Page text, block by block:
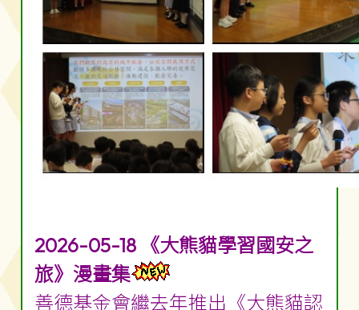
2026-05-18 《大熊貓學習國安之
旅》漫畫集
善德基金會繼去年推出《大熊貓認